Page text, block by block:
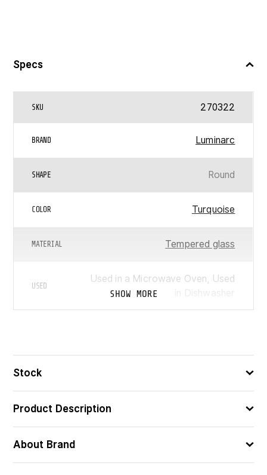
Specs
SKU 270322
BRAND Luminarc
SHAPE Round
COLOR Turquoise
MATERIAL Tempered glass
USED
Used in a Microwave Oven, Used
SHOW MORE
Stock
Product Description
About Brand